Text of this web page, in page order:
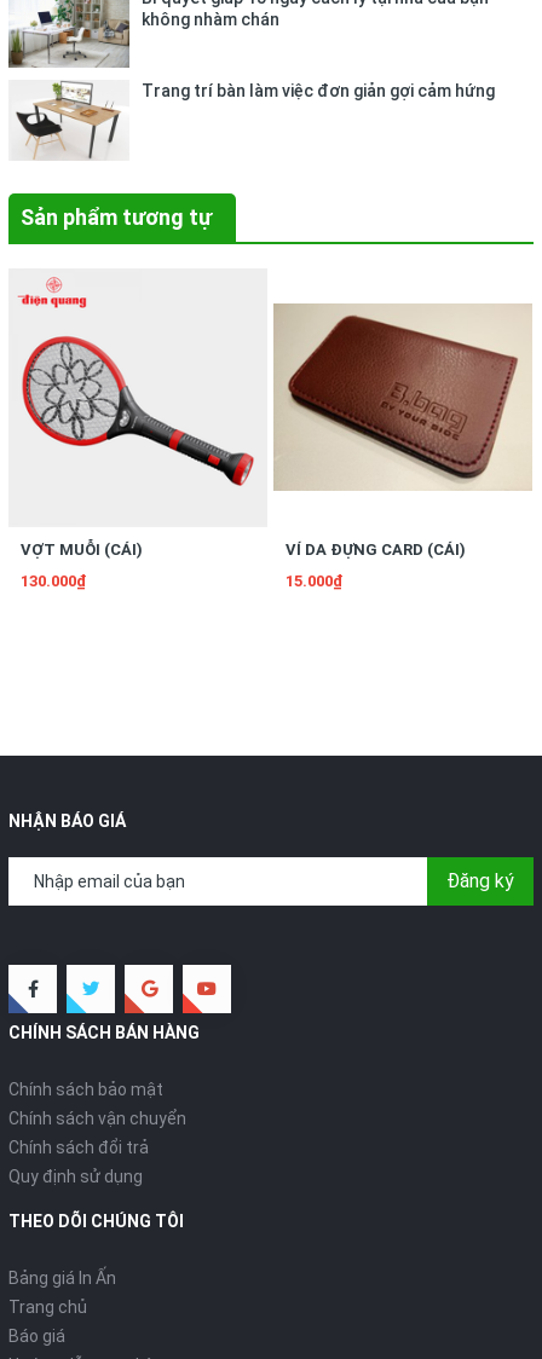
không nhàm chán
Trang trí bàn làm việc đơn giản gợi cảm hứng
Sản phẩm tương tự
VỢT MUỖI (CÁI)
130.000₫
VÍ DA ĐỰNG CARD (CÁI)
15.000₫
NHẬN BÁO GIÁ
Đăng ký
CHÍNH SÁCH BÁN HÀNG
Chính sách bảo mật
Chính sách vận chuyển
Chính sách đổi trả
Quy định sử dụng
THEO DÕI CHÚNG TÔI
Bảng giá In Ấn
Trang chủ
Báo giá